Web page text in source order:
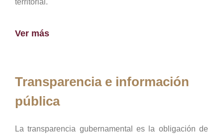
territorial.
Ver más
Transparencia e información
pública
La transparencia gubernamental es la obligación de